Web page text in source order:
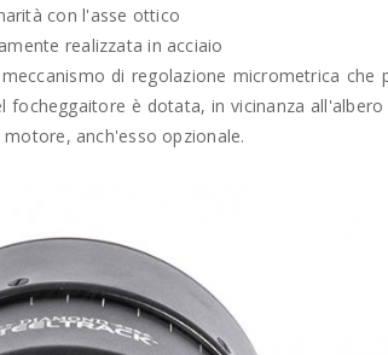
con l'asse ottico
realizzata in acciaio
di regolazione micrometrica
focheggaitore è dotata, in vicinanza
anch'esso opzionale.